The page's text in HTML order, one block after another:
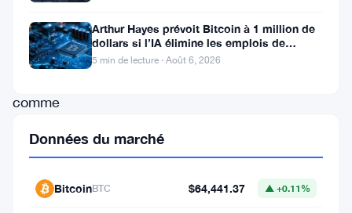
nommé
Vugar
comme
plateforme
Arthur Hayes prévoit Bitcoin à 1 million de
dollars si l’IA élimine les emplois de
bureau
5 min de lecture · Août 6, 2026
Données du marché
BitcoinBTC $64,441.37 ▲ +0.11%